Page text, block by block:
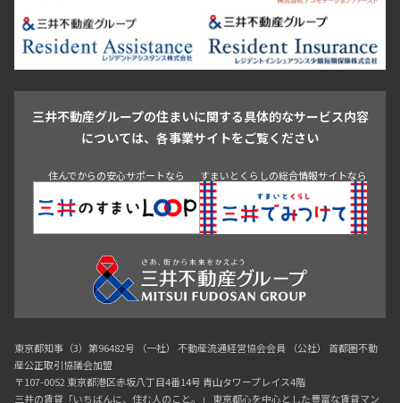
目白・高田馬場・早稲田
池尻大橋・三軒茶屋
祐天寺・学芸大学・自由が丘
駒沢・用賀・二子玉川
成城・砧
池袋・板橋・王子
青山 渋谷 東京・大手町 新宿 品川
目黒・中目黒
葛飾区
江戸川区
三井不動産グループの住まいに関する具体的なサービス内容
については、各事業サイトをご覧ください
住んでからの安心サポートなら すまいとくらしの総合情報サイトなら
東京都知事（3）第96482号 （一社） 不動産流通経営協会会員 （公社） 首都圏不動
産公正取引協議会加盟
〒107-0052 東京都港区赤坂八丁目4番14号 青山タワープレイス4階
三井の賃貸「いちばんに、住む人のこと。」 東京都心を中心とした豊富な賃貸マン